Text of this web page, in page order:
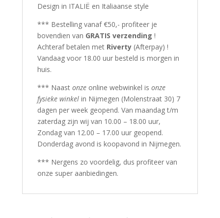
Design in ITALIË en Italiaanse style
*** Bestelling vanaf €50,- profiteer je
bovendien van GRATIS verzending !
Achteraf betalen met Riverty (Afterpay) !
Vandaag voor 18.00 uur besteld is morgen in
huis.
*** Naast onzeonline webwinkel is onze
fysieke winkelin Nijmegen (Molenstraat 30) 7
dagen per week geopend. Van maandag t/m
zaterdag zijn wij van 10.00 – 18.00 uur,
Zondag van 12.00 – 17.00 uur geopend.
Donderdag avond is koopavond in Nijmegen.
*** Nergens zo voordelig, dus profiteer van
onze super aanbiedingen.